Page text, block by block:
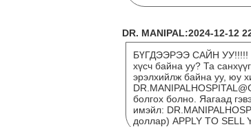
DR. MANIPAL:2024-12-12
БҮГДЭЭРЭЭ САЙН УУ!!!!!
хүсч байна уу? Та
эрэлхийлж байна уу, юу
болгох болно. Яагаад
имэйл:
доллар) APPLY TO SELL